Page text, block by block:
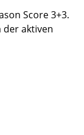
Score 3+3.
aktiven
vor der